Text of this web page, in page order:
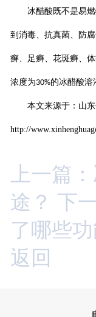
冰醋酸既不是易
到消毒、抗真菌、防
癣、足癣、花斑癣、
浓度为30%的冰醋酸溶
本文来源于：山
http://
上一篇
途？ 下
了哪些
返回